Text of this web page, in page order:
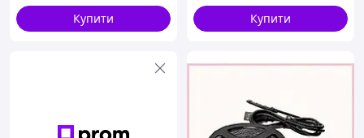
Купити Купити